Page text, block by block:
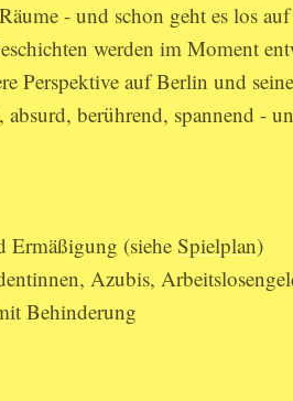
- und schon geht es los
werden im Moment
Perspektive auf Berlin und
berührend, spannend -
Ermäßigung (sieheSpielplan)
Azubis,
Behinderung